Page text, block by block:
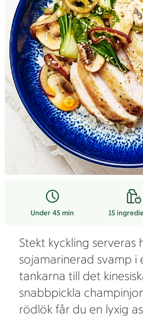
Under 45 min 15
Stekt kyckling serveras
sojamarinerad svamp i
tankarna till det
snabbpickla
rödlök får du en lyxig